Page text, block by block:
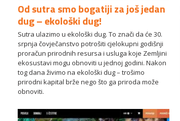
Od sutra smo bogatiji za još jedan
dug – ekološki dug!
Sutra ulazimo u ekološki dug. To znači da će 30.
srpnja čovječanstvo potrošiti cjelokupni godišnji
proračun prirodnih resursa i usluga koje Zemljini
ekosustavi mogu obnoviti u jednoj godini. Nakon
tog dana živimo na ekološki dug – trošimo
prirodni kapital brže nego što ga priroda može
obnoviti.